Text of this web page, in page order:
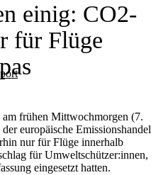
einig: CO2-
für Flüge
frühen Mittwochmorgen (7.
europäische Emissionshandel
nur für Flüge innerhalb
für Umweltschützer:innen,
eingesetzt hatten.